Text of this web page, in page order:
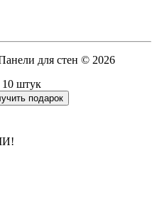
для стен © 2026
штук
подарок